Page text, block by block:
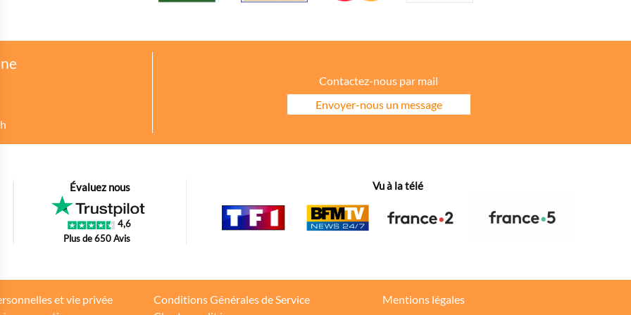
Contactez-nous par mail
Envoyer-nous un message
Évaluez nous
4,6
Plus de 650 Avis
Vu à la télé
et vie privée
Conditions Générales de Service
Mentions légales
bout de code que nous fourni Facebook nous permet de poursuivre nos échanges dans votre fil d’actualité.
s'il y a des conversions.